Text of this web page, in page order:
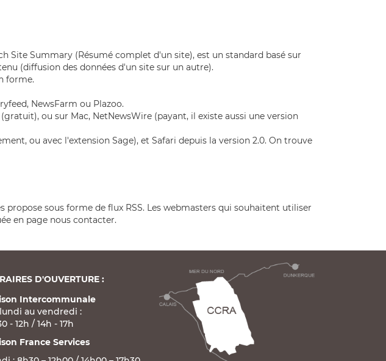
Site Summary (Résumé complet d'un site), est un standard basé sur
(diffusion des données d'un site sur un autre).
forme.
NewsFarm ou Plazoo.
ou sur Mac, NetNewsWire (payant, il existe aussi une version
ou avec l'extension Sage), et Safari depuis la version 2.0. On trouve
sous forme de flux RSS. Les webmasters qui souhaitent utiliser
en page nous contacter.
D'OUVERTURE :
Intercommunale
au vendredi :
- 12h / 14h - 17h
France Services